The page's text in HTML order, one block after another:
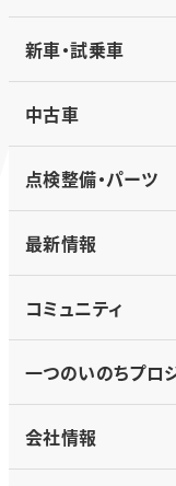
新車・試乗車
中古車
点検整備・パーツ
最新情報
コミュニティ
一つのいのちプロ
会社情報